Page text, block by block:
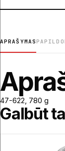
APRAŠYMAS
47-622, 780 g
Galbūt